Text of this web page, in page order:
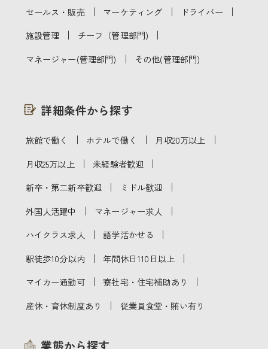
セールス・販売 ｜ マーケティング ｜ ドライバー ｜
施設管理 ｜ チーフ（管理部門) ｜
マネージャー(管理部門) ｜ その他(管理部門)
詳細条件から探す
旅館で働く ｜ ホテルで働く ｜ 月収20万以上 ｜
月収25万以上 ｜ 未経験者歓迎 ｜
新卒・第二新卒歓迎 ｜ ミドル歓迎 ｜
外国人活躍中 ｜ マネージャー求人 ｜
ハイクラス求人 ｜ 語学活かせる ｜
駅徒歩10分以内 ｜ 年間休日110日以上 ｜
マイカー通勤可 ｜ 寮社宅・住宅補助あり ｜
産休・育休制度あり ｜ 従業員食堂・賄い有り
業態から探す